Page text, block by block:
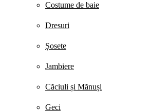
Costume de baie
Dresuri
Șosete
Jambiere
Căciuli și Mănuși
Geci